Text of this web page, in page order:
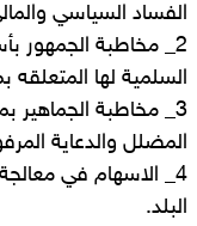
الفساد السياسي
2_ مخاطبة الجمهور
السلمية لها
3_ مخاطبة الجماهير
المضلل والدعاية
4_ الاسهام في
البلد.